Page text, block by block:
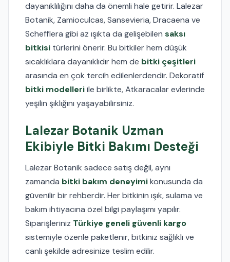
dayanıklılığını daha da önemli hale getirir. Lalezar
Botanik, Zamioculcas, Sansevieria, Dracaena ve
Schefflera gibi az ışıkta da gelişebilen saksı
bitkisi türlerini önerir. Bu bitkiler hem düşük
sıcaklıklara dayanıklıdır hem de bitki çeşitleri
arasında en çok tercih edilenlerdendir. Dekoratif
bitki modelleriile birlikte, Atkaracalar evlerinde
yeşilin şıklığını yaşayabilirsiniz.
Lalezar Botanik Uzman
Ekibiyle Bitki Bakımı Desteği
Lalezar Botanik sadece satış değil, aynı
zamanda bitki bakım deneyimikonusunda da
güvenilir bir rehberdir. Her bitkinin ışık, sulama ve
bakım ihtiyacına özel bilgi paylaşımı yapılır.
Siparişleriniz Türkiye geneli güvenli kargo
sistemiyle özenle paketlenir, bitkiniz sağlıklı ve
canlı şekilde adresinize teslim edilir.